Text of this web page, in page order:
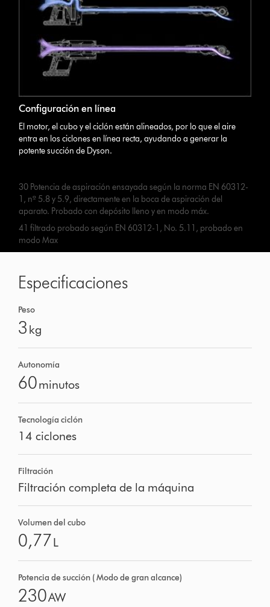
Configuración en línea
El motor, el cubo y el ciclón están alineados, por lo que el aire
entra en los ciclones en línea recta, ayudando a generar la
potente succión de Dyson.
30 Potencia de aspiración ensayada según la norma EN 60312-
1, nº 5.8 y 5.9, directamente en la boca de aspiración del
aparato. Probado con depósito lleno y en modo máx.
41 filtrado probado según EN 60312-1, No. 5.11, probado en
modo Max
Especificaciones
Peso
3 kg
Autonomía
60minutos
Tecnología ciclón
14 ciclones
Filtración
Filtración completa de la máquina
Volumen del cubo
0,77L
Potencia de succión ( Modo de gran alcance)
230AW